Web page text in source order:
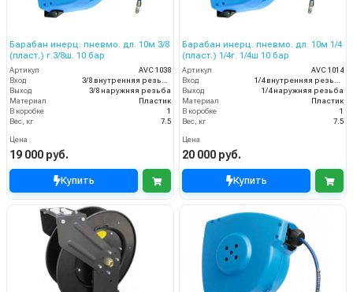
Барабан инерц. пневмо. дл. 10м 3/8
(пласт.) г.3/8ш. 10 бар
Артикул
AVC 1038
Вход
3/8 внутренняя резьба
Выход
3/8 наружняя резьба
Материал
Пластик
В коробке
1
Вес, кг
7.5
Цена
19 000 руб.
Купить
Барабан инерц. пневмо. дл. 10м 1/4
(пласт.) 1/4г. 1/4ш 10 бар
Артикул
AVC 1014
Вход
1/4 внутренняя резьба
Выход
1/4 наружняя резьба
Материал
Пластик
В коробке
1
Вес, кг
7.5
Цена
20 000 руб.
Купить